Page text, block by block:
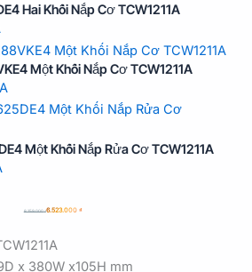
Hai Khối Nắp Cơ TCW1211A
Một Khối Nắp Cơ TCW1211A
Một Khối Nắp Rửa Cơ TCW1211A
8.159.000 ₫6.523.000₫
x 380W x105H mm